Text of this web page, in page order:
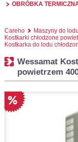
OBRÓBKA
Careho Maszyny do lodu
Kostkarki chłodzone
Kostkarka do lodu
Wessamat
powietrzem